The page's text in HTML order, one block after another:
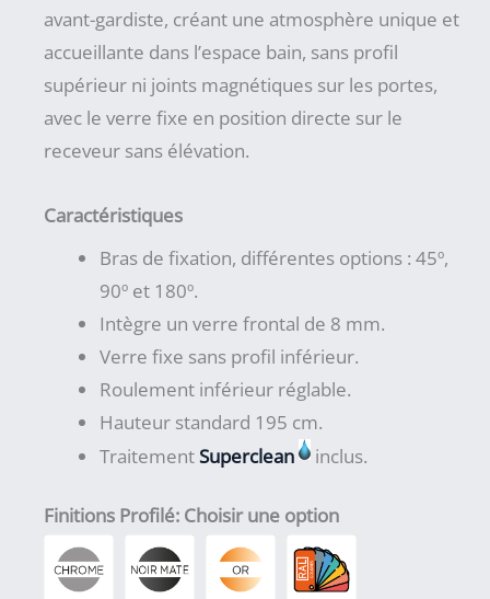
avant-gardiste, créant une atmosphère unique et
accueillante dans l’espace bain, sans profil
supérieur ni joints magnétiques sur les portes,
avec le verre fixe en position directe sur le
receveur sans élévation.
Caractéristiques
Bras de fixation, différentes options : 45º,
90º et 180º.
Intègre un verre frontal de 8 mm.
Verre fixe sans profil inférieur.
Roulement inférieur réglable.
Hauteur standard 195 cm.
TraitementSuperclean inclus.
Finitions Profilé: Choisir une option